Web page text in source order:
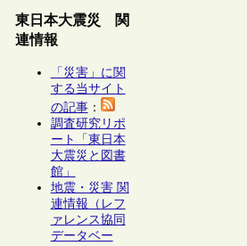
東日本大震災 関
連情報
「災害」に関
する当サイト
の記事：
調査研究リポ
ート「東日本
大震災と図書
館」
地震・災害 関
連情報（レフ
ァレンス協同
データベー